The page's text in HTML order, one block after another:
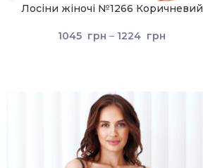
Лосіни жіночі №1266 Коричневий
1045 грн – 1224 грн